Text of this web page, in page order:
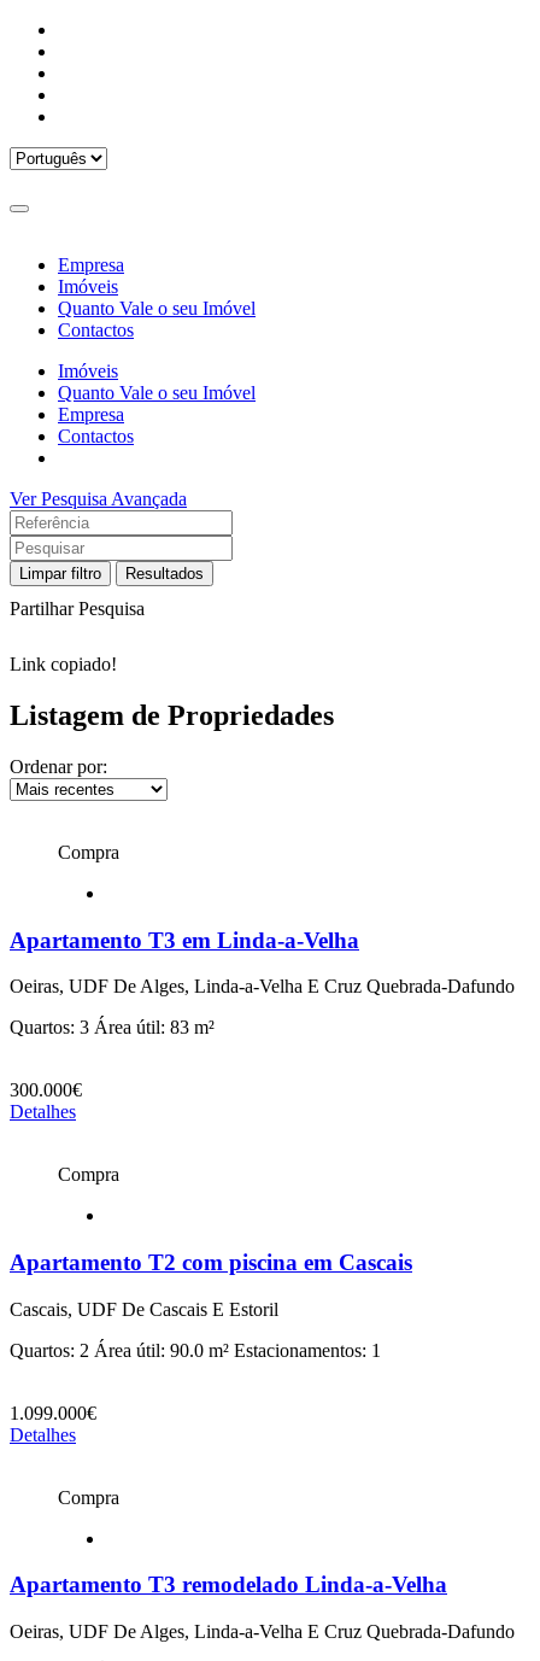
Empresa
Imóveis
Quanto Vale o seu Imóvel
Contactos
Imóveis
Quanto Vale o seu Imóvel
Empresa
Contactos
Ver Pesquisa Avançada
Limpar filtro Resultados
Partilhar Pesquisa
Link copiado!
Listagem de Propriedades
Ordenar por:
Compra
Apartamento T3 em Linda-a-Velha
Oeiras, UDF De Alges, Linda-a-Velha E Cruz Quebrada-Dafundo
Quartos: 3 Área útil: 83 m²
300.000€
Detalhes
Compra
Apartamento T2 com piscina em Cascais
Cascais, UDF De Cascais E Estoril
Quartos: 2 Área útil: 90.0 m² Estacionamentos: 1
1.099.000€
Detalhes
Compra
Apartamento T3 remodelado Linda-a-Velha
Oeiras, UDF De Alges, Linda-a-Velha E Cruz Quebrada-Dafundo